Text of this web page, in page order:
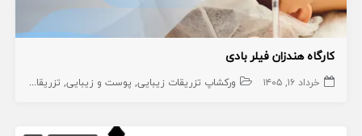
کارگاه هندزان فیلر بادى
خرداد ۱۶, ۱۴۰۵ ورکشاپ تزریقات زیبایی پوست و زیبایی تزریقات زیبایی